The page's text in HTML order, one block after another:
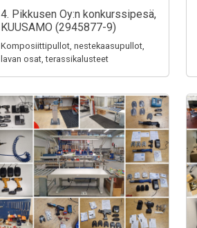
4. Pikkusen Oy:n konkurssipesä,
KUUSAMO (2945877-9)
Komposiittipullot, nestekaasupullot,
lavan osat, terassikalusteet